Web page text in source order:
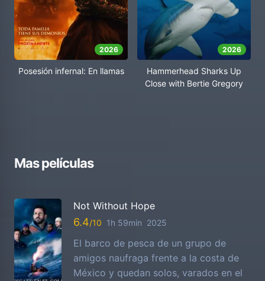
2026
Posesión infernal: En llamas
2026
Hammerhead Sharks Up
Close with Bertie Gregory
Mas películas
Not Without Hope
6.4 1h 59min 2025
El barco de pesca de un grupo de
amigos naufraga frente a la costa de
México y quedan solos, varados en el